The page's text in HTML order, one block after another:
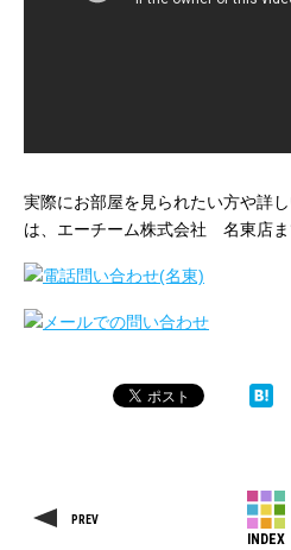
実際にお部屋を見られたい方や詳
は、エーチーム株式会社 名東店ま
PREV
INDEX